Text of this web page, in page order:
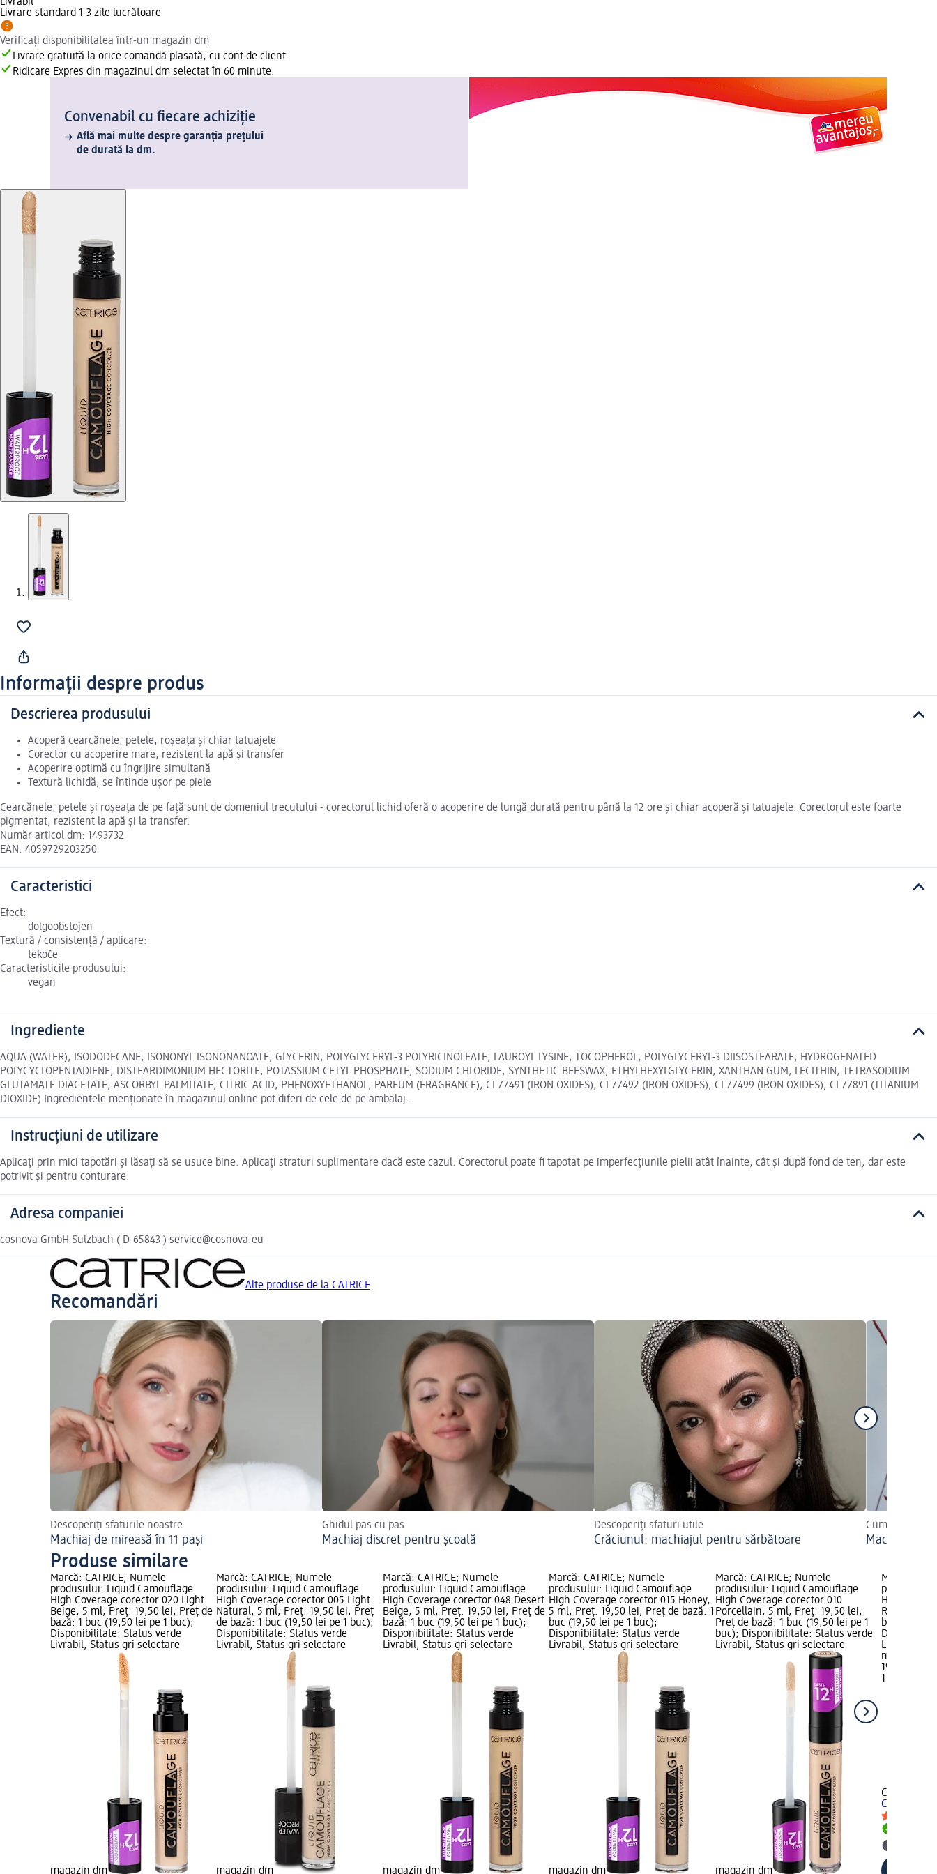
Livrare standard 1-3 zile lucrătoare
Verificați disponibilitatea într-un magazin dm
Livrare gratuită la orice comandă plasată, cu cont de client
Ridicare Expres din magazinul dm selectat în 60 minute.
Convenabil cu fiecare achiziție
Află mai multe despre garanția prețului
de durată la dm.
Informații despre produs
Descrierea produsului
Acoperă cearcănele, petele, roșeața și chiar tatuajele
Corector cu acoperire mare, rezistent la apă și transfer
Acoperire optimă cu îngrijire simultană
Textură lichidă, se întinde ușor pe piele
Cearcănele, petele și roșeața de pe față sunt de domeniul trecutului - corectorul lichid oferă o acoperire de lungă durată pentru până la 12 ore și chiar acoperă și tatuajele. Corectorul este foarte
pigmentat, rezistent la apă și la transfer.
Număr articol dm: 1493732
EAN: 4059729203250
Caracteristici
Efect:
dolgoobstojen
Textură / consistență / aplicare:
tekoče
Caracteristicile produsului:
vegan
Ingrediente
AQUA (WATER), ISODODECANE, ISONONYL ISONONANOATE, GLYCERIN, POLYGLYCERYL-3 POLYRICINOLEATE, LAUROYL LYSINE, TOCOPHEROL, POLYGLYCERYL-3 DIISOSTEARATE, HYDROGENATED
POLYCYCLOPENTADIENE, DISTEARDIMONIUM HECTORITE, POTASSIUM CETYL PHOSPHATE, SODIUM CHLORIDE, SYNTHETIC BEESWAX, ETHYLHEXYLGLYCERIN, XANTHAN GUM, LECITHIN, TETRASODIUM
GLUTAMATE DIACETATE, ASCORBYL PALMITATE, CITRIC ACID, PHENOXYETHANOL, PARFUM (FRAGRANCE), CI 77491 (IRON OXIDES), CI 77492 (IRON OXIDES), CI 77499 (IRON OXIDES), CI 77891 (TITANIUM
DIOXIDE) Ingredientele menționate în magazinul online pot diferi de cele de pe ambalaj.
Instrucțiuni de utilizare
Aplicați prin mici tapotări și lăsați să se usuce bine. Aplicați straturi suplimentare dacă este cazul. Corectorul poate fi tapotat pe imperfecțiunile pielii atât înainte, cât și după fond de ten, dar este
potrivit și pentru conturare.
Adresa companiei
cosnova GmbH Sulzbach ( D-65843 ) service@cosnova.eu
Alte produse de la CATRICE
Recomandări
Descoperiți sfaturile noastre
Machiaj de mireasă în 11 pași
Ghidul pas cu pas
Machiaj discret pentru școală
Descoperiți sfaturi utile
Crăciunul: machiajul pentru sărbătoare
Cum îl puteți
Machiajul
Produse similare
Marcă: CATRICE; Numele
produsului: Liquid Camouflage
High Coverage corector 020 Light
Beige, 5 ml; Preț: 19,50 lei; Preț de
bază: 1 buc (19,50 lei pe 1 buc);
Disponibilitate: Status verde
Livrabil, Status gri selectare
magazin dm
Marcă: CATRICE; Numele
produsului: Liquid Camouflage
High Coverage corector 005 Light
Natural, 5 ml; Preț: 19,50 lei; Preț
de bază: 1 buc (19,50 lei pe 1 buc);
Disponibilitate: Status verde
Livrabil, Status gri selectare
magazin dm
Marcă: CATRICE; Numele
produsului: Liquid Camouflage
High Coverage corector 048 Desert
Beige, 5 ml; Preț: 19,50 lei; Preț de
bază: 1 buc (19,50 lei pe 1 buc);
Disponibilitate: Status verde
Livrabil, Status gri selectare
magazin dm
Marcă: CATRICE; Numele
produsului: Liquid Camouflage
High Coverage corector 015 Honey,
5 ml; Preț: 19,50 lei; Preț de bază: 1
buc (19,50 lei pe 1 buc);
Disponibilitate: Status verde
Livrabil, Status gri selectare
magazin dm
Marcă: CATRICE; Numele
produsului: Liquid Camouflage
High Coverage corector 010
Porcellain, 5 ml; Preț: 19,50 lei;
Preț de bază: 1 buc (19,50 lei pe 1
buc); Disponibilitate: Status verde
Livrabil, Status gri selectare
magazin dm
Marcă:
produsului:
High
Red, 5 ml;
bază: 1 buc
Livrabil,
magazin
19,50 lei
1 buc
CATRICE
Coverage